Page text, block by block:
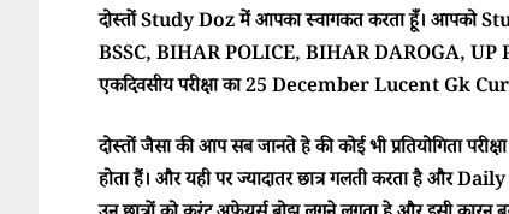
दोस्तों Study Doz में आपका स्वागकत करता हूँ। आपको
BSSC, BIHAR POLICE, BIHAR DAROGA, UP
एकदिवसीय परीक्षा का 25 December Lucent Gk
दोस्तों जैसा की आप सब जानते हे की कोई भी प्रतियोगिता
होता हैं। और यही पर ज्यादातर छात्र गलती करता है और